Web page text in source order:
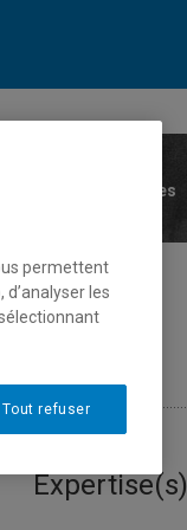
et écoles
Expertise(s)
permettent
les
Tout refuser